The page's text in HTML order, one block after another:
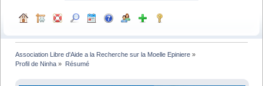
Association Libre d'Aide a la Recherche sur la Moelle Epiniere »
Profil de Ninha » Résumé